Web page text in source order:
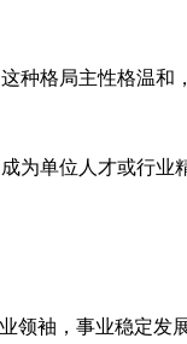
种格局主性格温和
为单位人才或行
领袖，事业稳定发展